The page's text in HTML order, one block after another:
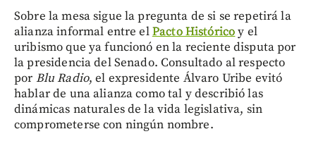
Sobre la mesa sigue la pregunta de si se repetirá la
alianza informal entre elPacto Históricoy el
uribismo que ya funcionó en la reciente disputa por
la presidencia del Senado. Consultado al respecto
por Blu Radio, el expresidente Álvaro Uribe evitó
hablar de una alianza como tal y describió las
dinámicas naturales de la vida legislativa, sin
comprometerse con ningún nombre.